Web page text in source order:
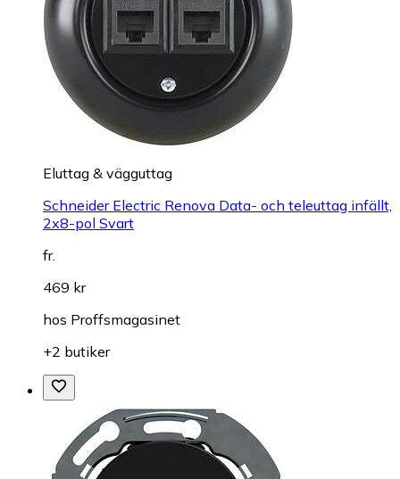
Eluttag & vägguttag
Schneider Electric Renova Data- och teleuttag infällt,
2x8-pol Svart
fr.
469 kr
hos Proffsmagasinet
+2 butiker